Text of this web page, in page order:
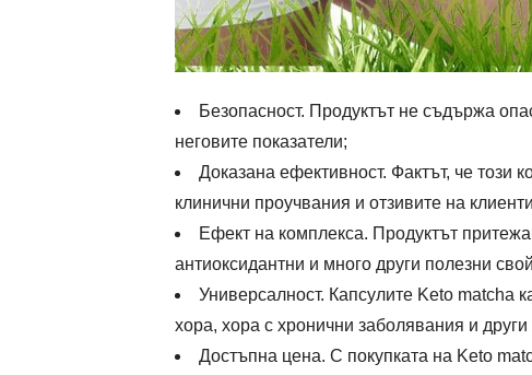
Безопасност. Продуктът не съдържа
неговите показатели;
Доказана ефективност. Фактът, че този
клинични проучвания и отзивите на
Ефект на комплекса. Продуктът
антиоксидантни и много други полезни
Универсалност. Капсулите Keto matcha
хора, хора с хронични заболявания и други
Достъпна цена. С покупката на Keto